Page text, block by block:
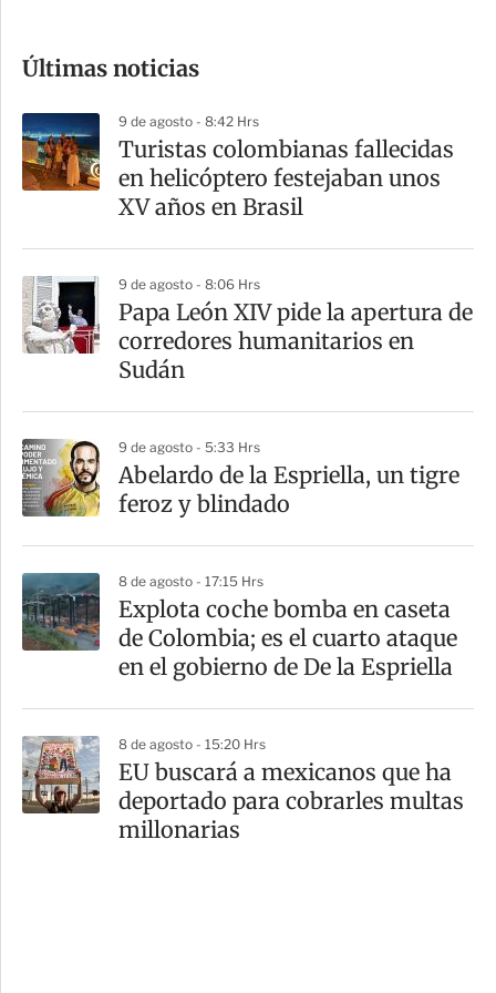
m
a
r
t
Últimas noticias
9 de agosto - 8:42 Hrs
Turistas colombianas fallecidas
en helicóptero festejaban unos
XV años en Brasil
9 de agosto - 8:06 Hrs
Papa León XIV pide la apertura de
corredores humanitarios en
Sudán
9 de agosto - 5:33 Hrs
Abelardo de la Espriella, un tigre
feroz y blindado
8 de agosto - 17:15 Hrs
Explota coche bomba en caseta
de Colombia; es el cuarto ataque
en el gobierno de De la Espriella
8 de agosto - 15:20 Hrs
EU buscará a mexicanos que ha
deportado para cobrarles multas
millonarias